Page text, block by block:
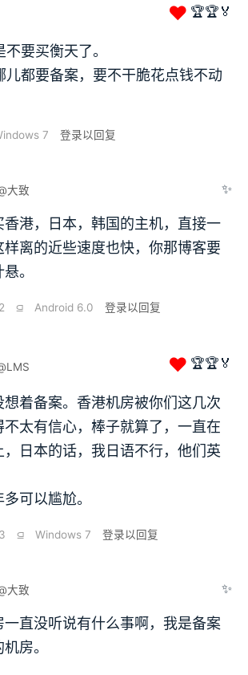
❤ 🏆🏆🏅
要买衡天了。
儿都要备案，要不干脆花点钱不动
7 登录以回复
大致 ✨
香港，日本，韩国的主机，直接一
样离的近些速度也快，你那博客要
。
⫑ Android 6.0 登录以回复
❤ 🏆🏆🏅
想着备案。香港机房被你们这几次
不太有信心，棒子就算了，一直在
，日本的话，我日语不行，他们英
可以尴尬。
⫑ Windows 7 登录以回复
大致 ✨
一直没听说有什么事啊，我是备案
房。